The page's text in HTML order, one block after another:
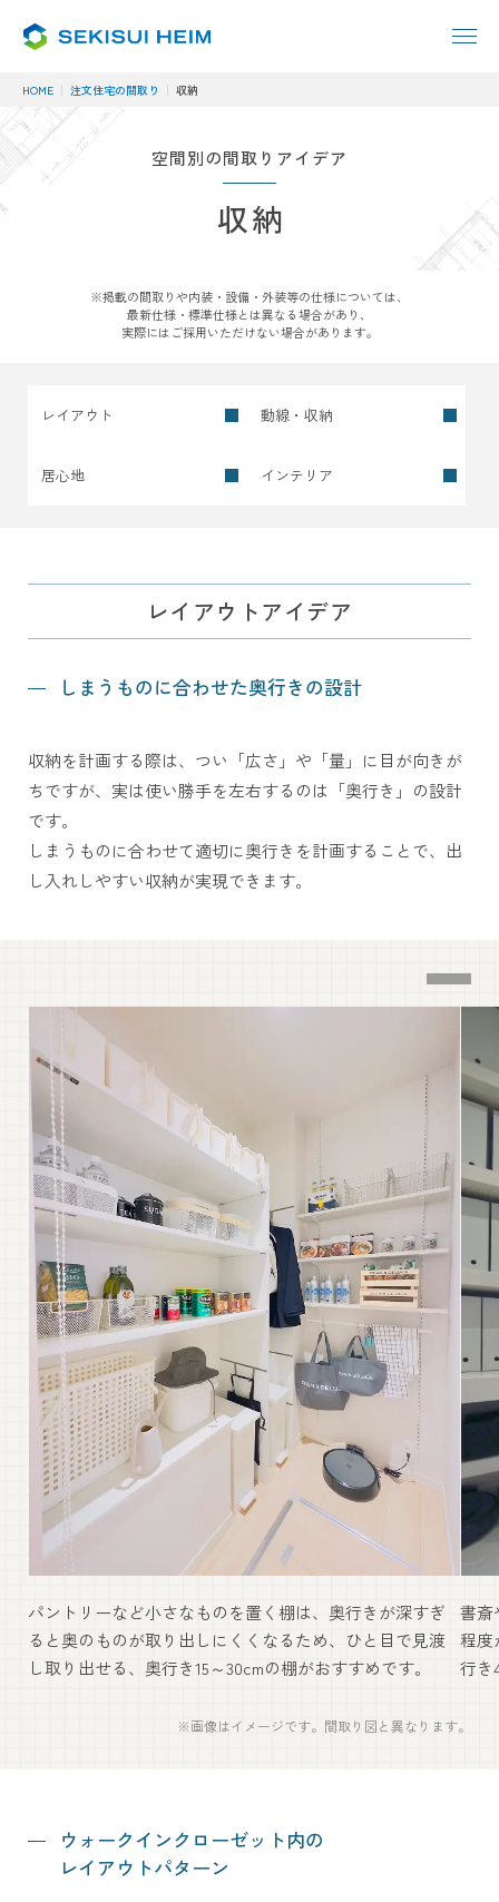
HOME 注文住宅の間取り 収納
空間別の間取りアイデア
収納
※掲載の間取りや内装・設備・外装等の仕様については、
最新仕様・標準仕様とは異なる場合があり、
実際にはご採用いただけない場合があります。
レイアウト 動線・収納
居心地 インテリア
レイアウトアイデア
しまうものに合わせた奥行きの設計
収納を計画する際は、つい「広さ」や「量」に 目が向きが
ちですが、実は使い勝手を左右するのは 「奥行き」の設計
です。
しまうものに合わせて適切に奥行きを計画することで、 出
し入れしやすい収納が実現できます。
パントリーなど小さなものを置く棚は、奥行きが深すぎ
ると奥のものが取り出しにくくなるため、ひと目で見渡
し取り出せる、奥行き15～30cmの棚がおすすめです。
書斎
程度
行き
※画像はイメージです。間取り図と異なります。
ウォークインクローゼット内の
レイアウトパターン